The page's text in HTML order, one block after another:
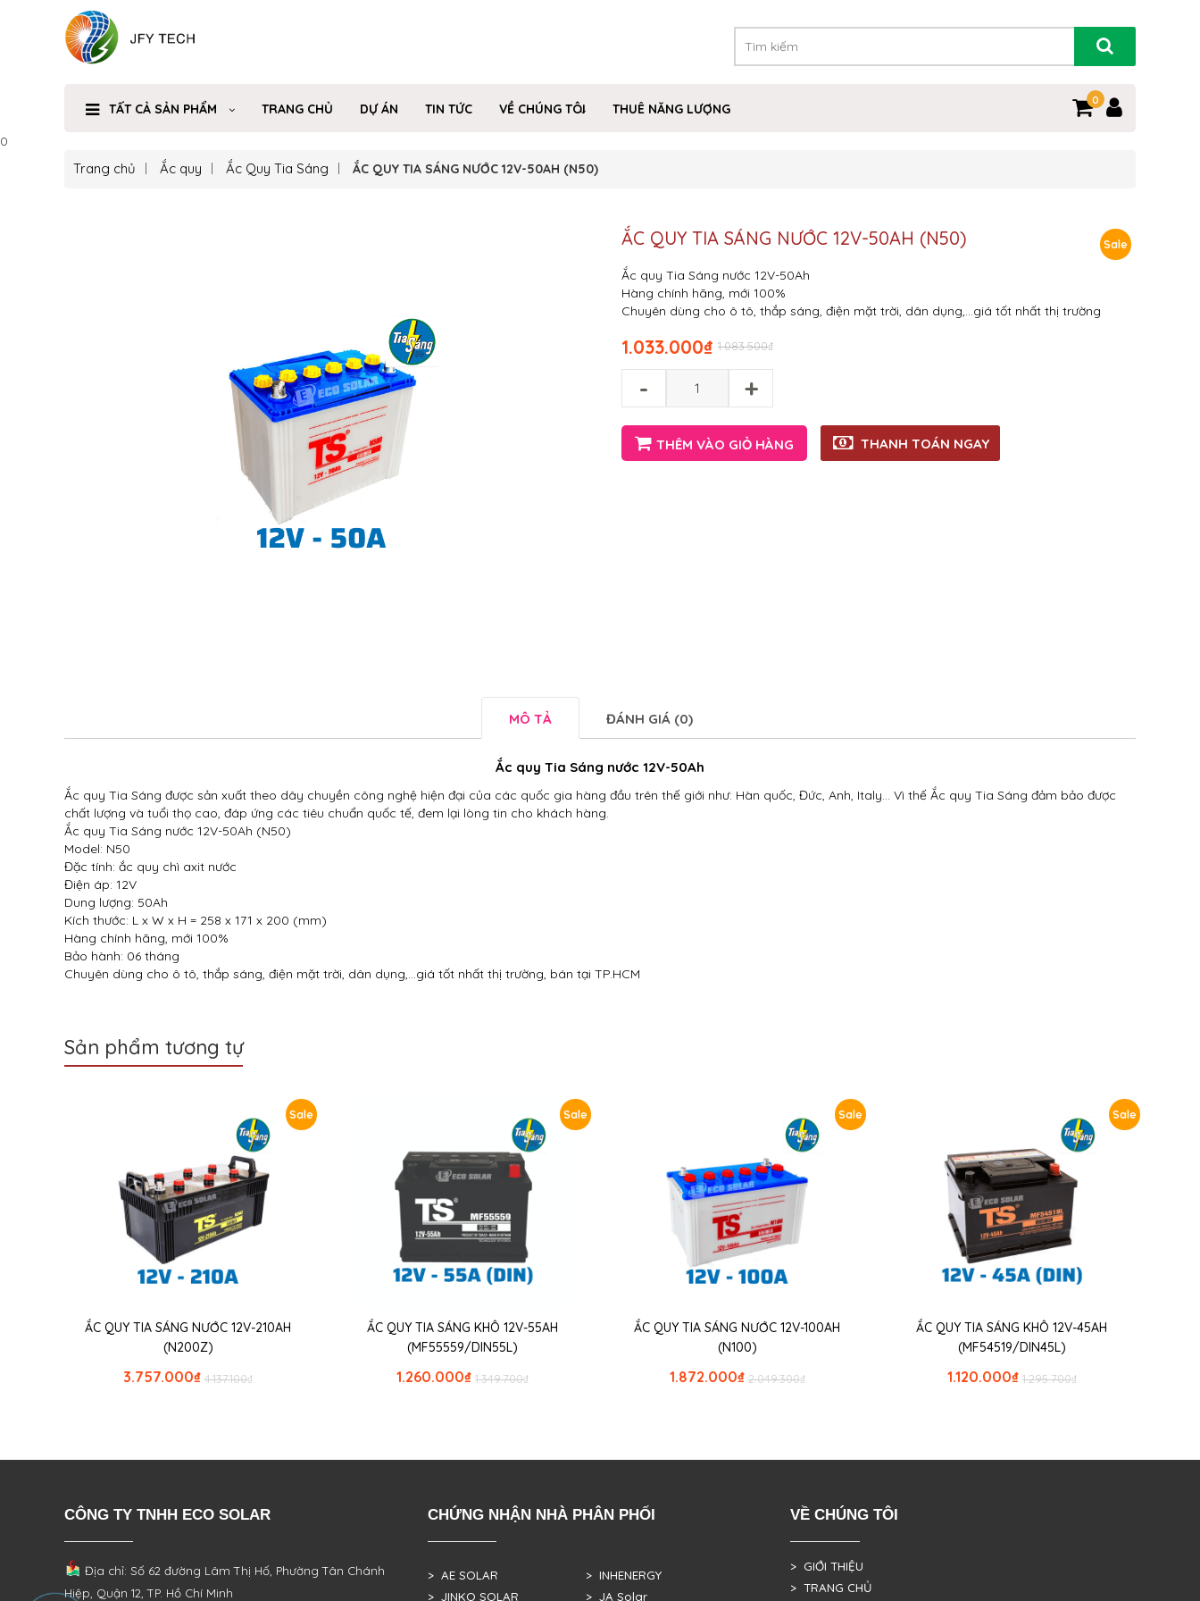
TẤT CẢ SẢN PHẨM TRANG CHỦ DỰ ÁN TIN TỨC VỀ CHÚNG TÔI THUÊ NĂNG LƯỢNG
0
0
Trang chủ Ắc quy Ắc Quy Tia Sáng ẮC QUY TIA SÁNG NƯỚC 12V-50AH (N50)
Sale
ẮC QUY TIA SÁNG NƯỚC 12V-50AH (N50)
Ắc quy Tia Sáng nước 12V-50Ah
Hàng chính hãng, mới 100%
Chuyên dùng cho ô tô, thắp sáng, điện mặt trời, dân dụng,…giá tốt nhất thị trường
₫
1.083.500
₫
1.033.000
- +
THÊM VÀO GIỎ HÀNG THANH TOÁN NGAY
MÔ TẢ ĐÁNH GIÁ (0)
Ắc quy Tia Sáng nước 12V-50Ah
Ắc quy Tia Sáng được sản xuất theo dây chuyền công nghệ hiện đại của các quốc gia hàng đầu trên thế giới như: Hàn quốc, Đức, Anh, Italy… Vì thế Ắc quy Tia Sáng đảm bảo được
chất lượng và tuổi thọ cao, đáp ứng các tiêu chuẩn quốc tế, đem lại lòng tin cho khách hàng.
Ắc quy Tia Sáng nước 12V-50Ah (N50)
Model: N50
Đặc tính: ắc quy chì axit nước
Điện áp: 12V
Dung lượng: 50Ah
Kích thước: L x W x H = 258 x 171 x 200 (mm)
Hàng chính hãng, mới 100%
Bảo hành: 06 tháng
Chuyên dùng cho ô tô, thắp sáng, điện mặt trời, dân dụng,…giá tốt nhất thị trường, bán tại TP.HCM
Sản phẩm tương tự
Sale
ẮC QUY TIA SÁNG NƯỚC 12V-210AH
(N200Z)
₫
4.137.100
₫
3.757.000
Sale
ẮC QUY TIA SÁNG KHÔ 12V-55AH
(MF55559/DIN55L)
₫
1.349.700
₫
1.260.000
Sale
ẮC QUY TIA SÁNG NƯỚC 12V-100AH
(N100)
₫
2.049.300
₫
1.872.000
Sale
ẮC QUY TIA SÁNG KHÔ 12V-45AH
(MF54519/DIN45L)
₫
1.295.700
₫
1.120.000
CÔNG TY TNHH ECO SOLAR
Địa chỉ: Số 62 đường Lâm Thị Hố, PhườngTân Chánh
Hiệp, Quận 12, TP. Hồ Chí Minh
CHỨNG NHẬN NHÀ PHÂN PHỐI
> AE SOLAR
> JINKO SOLAR
> INHENERGY
> JA Solar
VỀ CHÚNG TÔI
> GIỚI THIỆU
> TRANG CHỦ